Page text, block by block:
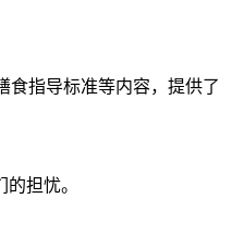
食指导标准等内容，提供了
担忧。